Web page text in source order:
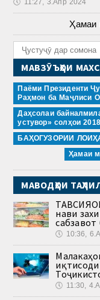
🕔 11:27, 3.Апр 2024
Ҳамаи
МАВЗӮЪҲОИ
Паёми Президенти
Раҳмон ба Маҷлиси
Даҳсолаи
устувор» солҳои
БАҲОГУЗОРИИ
Ҳамаи
МАВОДҲОИ
нави
🕔 10:36,
🕔 11:30,